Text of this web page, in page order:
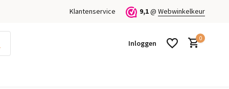
Klantenservice 9,1@ Webwinkelkeur
Inloggen
0